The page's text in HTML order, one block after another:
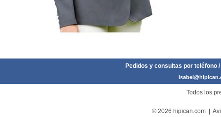
Pedidos y consultas por teléfono
Todos los
© 2026 hipican.com |